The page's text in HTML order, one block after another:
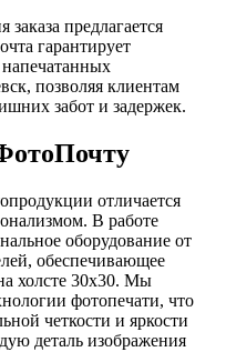
предлагается
гарантирует
позволяя клиентам
забот и задержек.
отличается
В работе
оборудование от
обеспечивающее
холсте 30х30. Мы
фотопечати, что
четкости и яркости
деталь изображения